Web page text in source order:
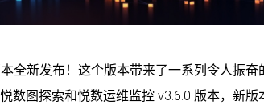
全新发布！这个版本带来了一系列令人振
数图探索和悦数运维监控 v3.6.0 版本，新